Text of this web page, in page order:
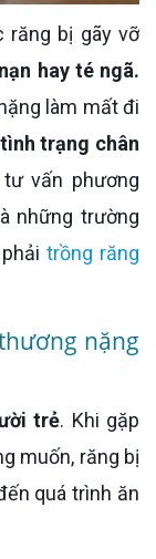
hay té ngã.
làm mất đi
trạng chân
vấn phương
những trường
phảitrồng răng
nặng
trẻ. Khi gặp
muốn, răng bị
quá trình ăn